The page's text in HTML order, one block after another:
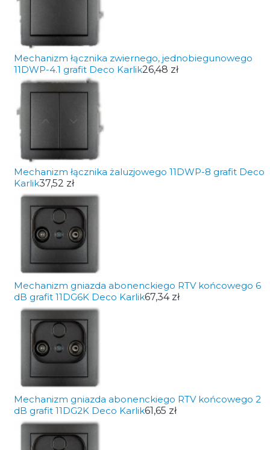
Mechanizm łącznika zwiernego, jednobiegunowego
11DWP-4.1 grafit Deco Karlik26,48 zł
Mechanizm łącznika żaluzjowego 11DWP-8 grafit Deco
Karlik37,52 zł
Mechanizm gniazda abonenckiego RTV końcowego 6
dB grafit 11DG6K Deco Karlik67,34 zł
Mechanizm gniazda abonenckiego RTV końcowego 2
dB grafit 11DG2K Deco Karlik61,65 zł